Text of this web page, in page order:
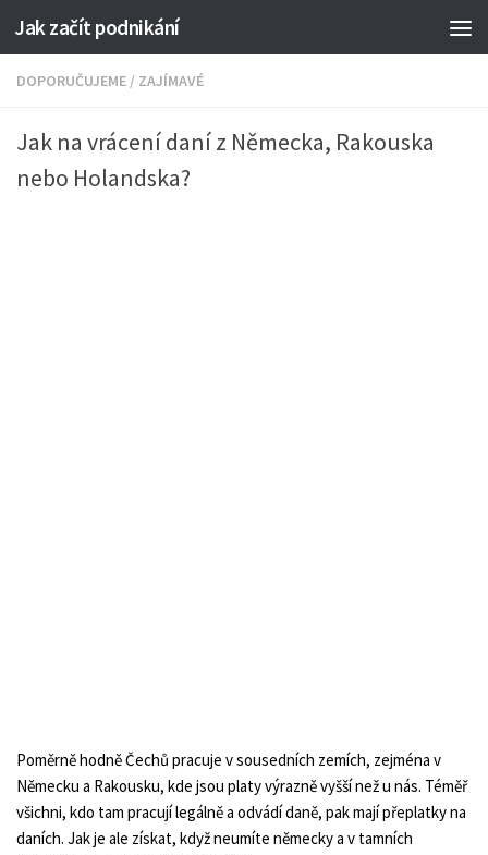
Jak začít podnikání
DOPORUČUJEME / ZAJÍMAVÉ
Jak na vrácení daní z Německa, Rakouska
nebo Holandska?
Poměrně hodně Čechů pracuje v sousedních zemích, zejména v
Německu a Rakousku, kde jsou platy výrazně vyšší než u nás. Téměř
všichni, kdo tam pracují legálně a odvádí daně, pak mají přeplatky na
daních. Jak je ale získat, když neumíte německy a v tamních